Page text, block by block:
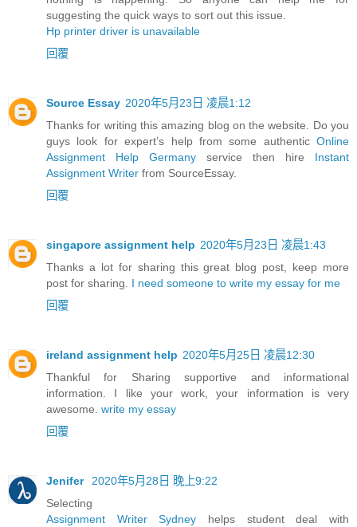
suggesting the quick ways to sort out this issue.
Hp printer driver is unavailable
回覆
Source Essay 2020年5月23日 凌晨1:12
Thanks for writing this amazing blog on the website. Do you
guys look for expert’s help from some authentic Online
Assignment Help Germany service then hire Instant
Assignment Writer from SourceEssay.
回覆
singapore assignment help 2020年5月23日 凌晨1:43
Thanks a lot for sharing this great blog post, keep more
post for sharing. I need someone to write my essay for me
回覆
ireland assignment help 2020年5月25日 凌晨12:30
Thankful for Sharing supportive and informational
information. I like your work, your information is very
awesome. write my essay
回覆
Jenifer
2020年5月28日 晚上9:22
Selecting
Assignment Writer Sydney helps student deal with